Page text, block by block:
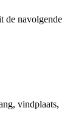
de navolgende
vindplaats,